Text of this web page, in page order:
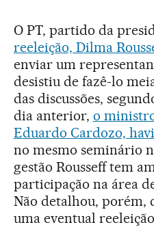
O PT, partido da
reeleição, Dilma
enviar um
desistiu de fazê-lo
das discussões,
dia anterior, o
Eduardo Cardozo,
no mesmo seminário
gestão Rousseff tem
participação na área
Não detalhou, porém,
uma eventual